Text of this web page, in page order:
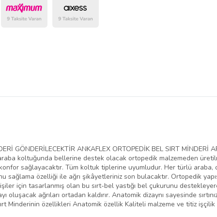
GÖNDERİLECEKTİR ANKAFLEX ORTOPEDİK BEL SIRT MİNDERİ
koltuğunda bellerine destek olacak ortopedik malzemeden
sağlayacaktır. Tüm koltuk tiplerine uyumludur. Her türlü
sağlama özelliği ile ağrı şikâyetleriniz son bulacaktır. Ortopedik
için tasarlanmış olan bu sırt-bel yastığı bel çukurunu
oluşacak ağrıları ortadan kaldırır. Anatomik dizaynı sayesinde
Minderinin özellikleri Anatomik özellik Kaliteli malzeme ve titiz işçilik